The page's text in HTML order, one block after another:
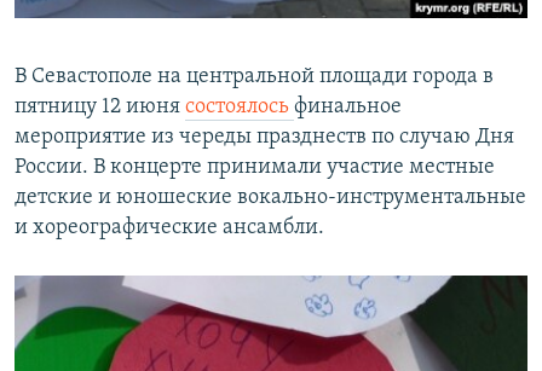
В Севастополе на центральной площади города в
пятницу 12 июня состоялось финальное
мероприятие из череды празднеств по случаю Дня
России. В концерте принимали участие местные
детские и юношеские вокально-инструментальные
и хореографические ансамбли.